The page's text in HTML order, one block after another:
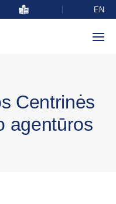
EN
Centrinės
agentūros